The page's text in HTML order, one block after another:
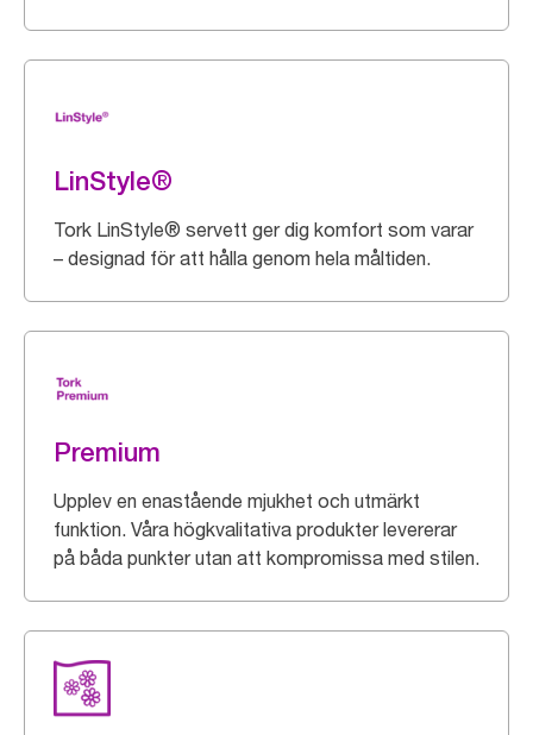
LinStyle®
Tork LinStyle® servett ger dig komfort som varar
– designad för att hålla genom hela måltiden.
Premium
Upplev en enastående mjukhet och utmärkt
funktion. Våra högkvalitativa produkter levererar
på båda punkter utan att kompromissa med stilen.